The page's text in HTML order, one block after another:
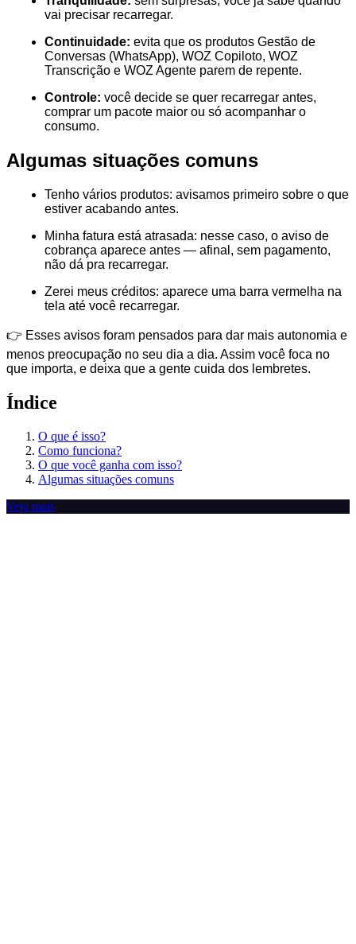
vai precisar recarregar.
Continuidade: evita que os produtos Gestão de
Conversas (WhatsApp), WOZ Copiloto, WOZ
Transcrição e WOZ Agente parem de repente.
Controle: você decide se quer recarregar antes,
comprar um pacote maior ou só acompanhar o
consumo.
Algumas situações comuns
Tenho vários produtos: avisamos primeiro sobre o que
estiver acabando antes.
Minha fatura está atrasada: nesse caso, o aviso de
cobrança aparece antes — afinal, sem pagamento,
não dá pra recarregar.
Zerei meus créditos: aparece uma barra vermelha na
tela até você recarregar.
👉 Esses avisos foram pensados para dar mais autonomia e
menos preocupação no seu dia a dia. Assim você foca no
que importa, e deixa que a gente cuida dos lembretes.
Índice
O que é isso?
Como funciona?
O que você ganha com isso?
Algumas situações comuns
Veja mais